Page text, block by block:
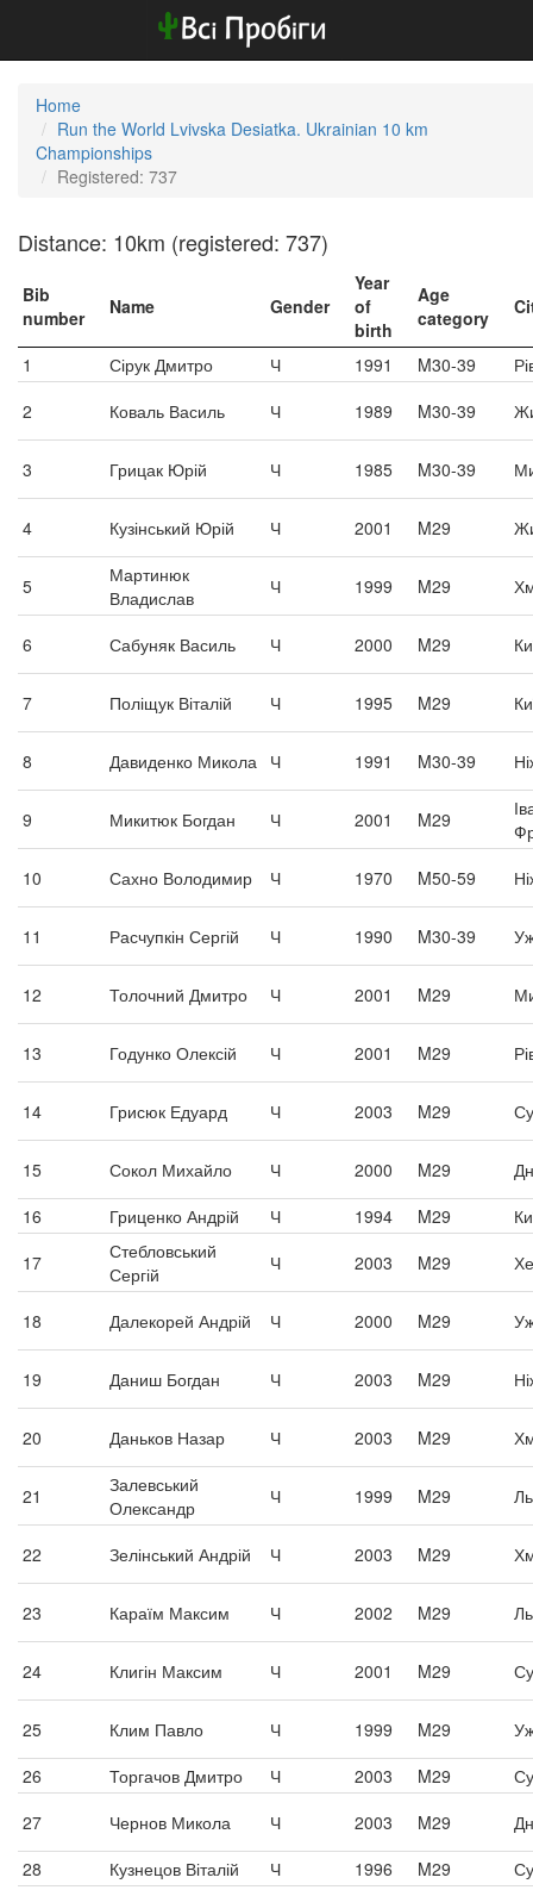
Home
Run the World Lvivska Desiatka. Ukrainian 10 km
Championships
Registered: 737
Distance: 10km (registered: 737)
Bib
number
Name Gender
Year
of
birth
Age
category
1 Сірук Дмитро Ч 1991 M30-39
2
Коваль Василь Ч 1989 M30-39
3 Грицак Юрій Ч 1985 M30-39
4 Кузінський Юрій Ч 2001 M29
5
Мартинюк
Владислав
Ч 1999 M29
6 Сабуняк Василь Ч 2000 M29
7 Поліщук Віталій Ч 1995 M29
8 Давиденко Микола Ч 1991 M30-39
9 Микитюк Богдан Ч 2001 M29
10
Сахно Володимир Ч 1970 M50-59
11 Расчупкін Сергій Ч 1990 M30-39
12 Толочний Дмитро Ч 2001 M29
13 Годунко Олексій Ч 2001 M29
14 Грисюк Едуард Ч 2003 M29
15 Сокол Михайло Ч 2000 M29
16
Гриценко Андрій Ч 1994 M29
17
Стебловський
Сергій
Ч 2003 M29
18 Далекорей Андрій Ч 2000 M29
19 Даниш Богдан Ч 2003 M29
20 Даньков Назар Ч 2003 M29
21
Залевський
Олександр
Ч 1999 M29
22 Зелінський Андрій Ч 2003 M29
23 Караїм Максим Ч 2002 M29
24 Клигін Максим Ч 2001 M29
25 Клим Павло Ч 1999 M29
26
Торгачов Дмитро Ч 2003 M29
27
Чернов Микола Ч 2003 M29
28
Кузнецов Віталій Ч 1996 M29